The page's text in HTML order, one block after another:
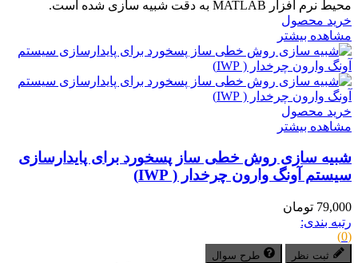
محیط نرم افزار MATLAB به دقت شبیه سازی شده است.
خرید محصول
مشاهده بیشتر
خرید محصول
مشاهده بیشتر
شبیه سازی روش خطی ساز پسخورد برای پایدارسازی
سیستم آونگ وارون چرخدار ( IWP)
79,000 تومان
رتبه بندی:
(0)
ثبت نظر طرح سوال